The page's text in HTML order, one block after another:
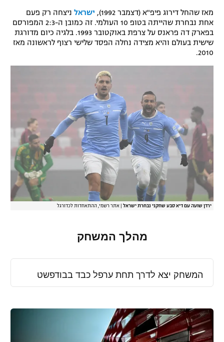
המגזין
מאז שהחל דירוג פיפ"א (דצמבר 1992), ישראל ניצחה רק פעם
אחת נבחרת שהייתה בטופ 10 העולמי. זה כמובן ה-2:3 המפורסם
בפארק דה פראנס על צרפת באוקטובר 1993. בלגיה כיום מדורגת
שישית בעולם והיא מצידה נחלה הפסד שלישי רצוף לראשונה מאז
2010.
ירדן שועה עם דיא סבע שחקני נבחרת ישראל אתר רשמי, ההתאחדות לכדורגל
מהלך המשחק
המשחק יצא לדרך תחת ערפל כבד בבודפשט